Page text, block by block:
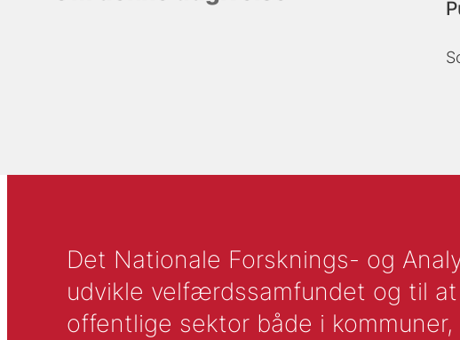
Det Nationale Forsknings- og
udvikle velfærdssamfundet og til
offentlige sektor både i